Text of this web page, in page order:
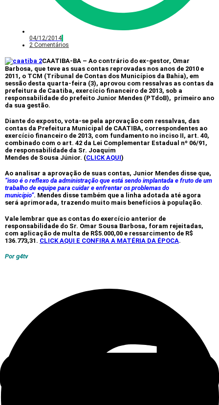
04/12/2014
2 Comentários
CAATIBA-BA – Ao contrário do ex-gestor, Omar
Barbosa, que teve as suas contas reprovadas nos anos de 2010 e
2011, o TCM (Tribunal de Contas dos Municípios da Bahia), em
sessão desta quarta-feira (3), aprovou com ressalvas as contas da
prefeitura de Caatiba, exercício financeiro de 2013, sob a
responsabilidade do prefeito Junior Mendes (PTdoB), primeiro ano
da sua gestão.
Diante do exposto, vota-se pela aprovação com ressalvas, das
contas da Prefeitura Municipal de CAATIBA, correspondentes ao
exercício financeiro de 2013, com fundamento no inciso II, art. 40,
combinado com o art. 42 da Lei Complementar Estadual nº 06/91,
de responsabilidade da Sr. Joaquim
Mendes de Sousa Júnior. (CLICK AQUI)
Ao analisar a aprovação de suas contas, Junior Mendes disse que,
“isso é o reflexo da administração que está sendo implantada e fruto de um
trabalho de equipe para cuidar e enfrentar os problemas do
município”. Mendes disse também que a linha adotada até agora
será aprimorada, trazendo muito mais benefícios à população.
Vale lembrar que as contas do exercício anterior de
responsabilidade do Sr. Omar Sousa Barbosa, foram rejeitadas,
com aplicação de multa de R$5.000,00 e ressarcimento de R$
136.773,31. CLICK AQUI E CONFIRA A MATÉRIA DA ÉPOCA.
Por g4tv